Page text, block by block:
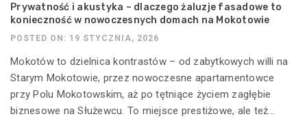
Prywatność i akustyka – dlaczego żaluzje fasadowe to
konieczność w nowoczesnych domach na Mokotowie
POSTED ON: 19 STYCZNIA, 2026
Mokotów to dzielnica kontrastów – od zabytkowych willi na
Starym Mokotowie, przez nowoczesne apartamentowce
przy Polu Mokotowskim, aż po tętniące życiem zagłębie
biznesowe na Służewcu. To miejsce prestiżowe, ale też...